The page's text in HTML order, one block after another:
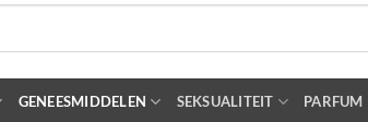
GENEESMIDDELEN SEKSUALITEIT PARFUM